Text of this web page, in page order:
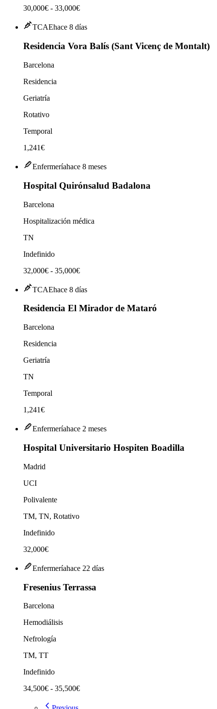
30,000€ - 33,000€
TCAEhace 8 días
Residencia Vora Balís (Sant Vicenç de Montalt)
Barcelona
Residencia
Geriatría
Rotativo
Temporal
1,241€
Enfermeríahace 8 meses
Hospital Quirónsalud Badalona
Barcelona
Hospitalización médica
TN
Indefinido
32,000€ - 35,000€
TCAEhace 8 días
Residencia El Mirador de Mataró
Barcelona
Residencia
Geriatría
TN
Temporal
1,241€
Enfermeríahace 2 meses
Hospital Universitario Hospiten Boadilla
Madrid
UCI
Polivalente
TM, TN, Rotativo
Indefinido
32,000€
Enfermeríahace 22 días
Fresenius Terrassa
Barcelona
Hemodiálisis
Nefrología
TM, TT
Indefinido
34,500€ - 35,500€